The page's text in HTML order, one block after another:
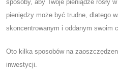
sposoby, aby Twoje pieniądze rosły
pieniędzy może być trudne, dlatego
skoncentrowanym i oddanym swoim
Oto kilka sposobów na
inwestycji.